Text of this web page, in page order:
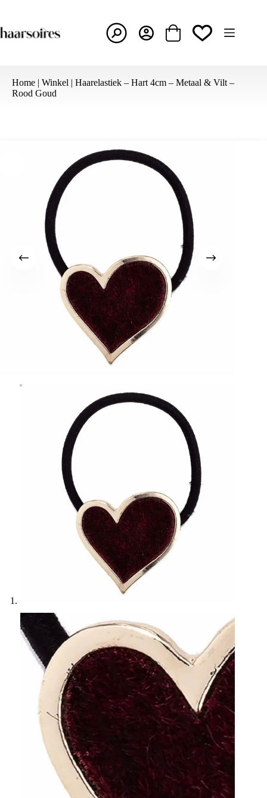
de
inhoud
Winkelwagen
Home | Winkel | Haarelastiek – Hart 4cm – Metaal & Vilt –
Rood Goud